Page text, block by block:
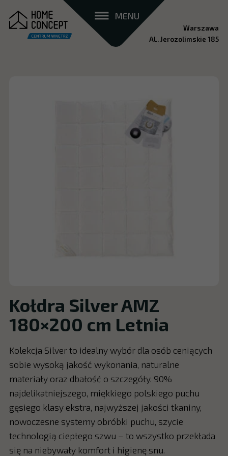
MENU
Warszawa
AL. Jerozolimskie 185
Kołdra Silver AMZ
180×200 cm Letnia
Kolekcja Silver to idealny wybór dla osób ceniących
sobie wysoką jakość wykonania, naturalne
materiały oraz dbałość o szczegóły. 90%
najdelikatniejszego, miękkiego polskiego puchu
gęsiego klasy ekstra, najwyższej jakości tkaniny,
nowoczesne systemy obróbki puchu, szycie
technologią ciepłego szwu – to wszystko przekłada
się na niebywały komfort i higienę snu.